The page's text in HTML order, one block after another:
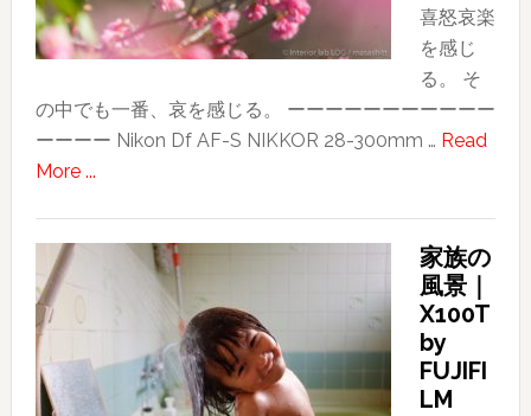
喜怒哀楽
を感じ
る。 そ
の中でも一番、哀を感じる。 ーーーーーーーーーーー
ーーーー Nikon Df AF-S NIKKOR 28-300mm … Read
More ...about
家族の
風景｜
X100T
by
FUJIFI
LM